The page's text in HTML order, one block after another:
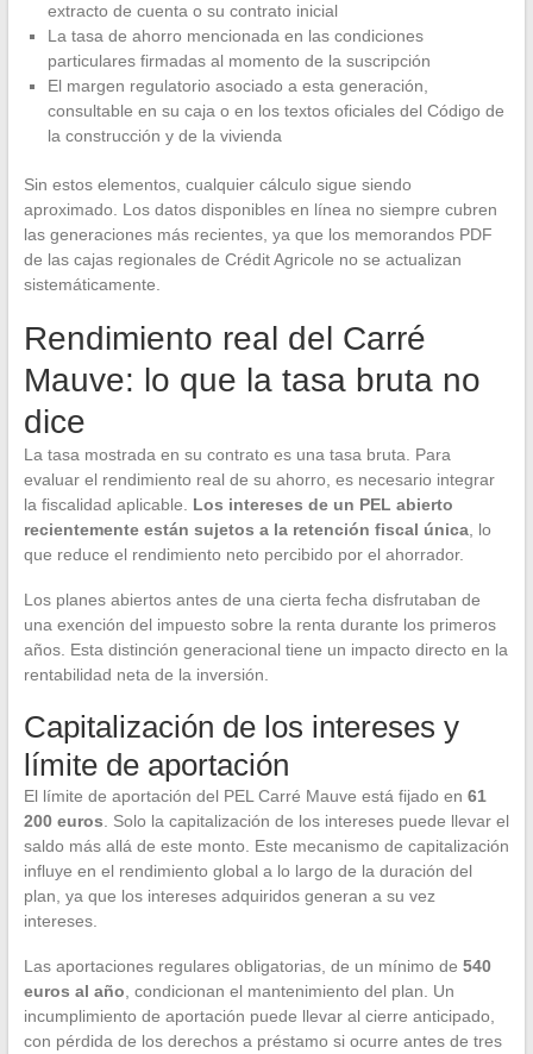
extracto de cuenta o su contrato inicial
La tasa de ahorro mencionada en las condiciones
particulares firmadas al momento de la suscripción
El margen regulatorio asociado a esta generación,
consultable en su caja o en los textos oficiales del Código de
la construcción y de la vivienda
Sin estos elementos, cualquier cálculo sigue siendo
aproximado. Los datos disponibles en línea no siempre cubren
las generaciones más recientes, ya que los memorandos PDF
de las cajas regionales de Crédit Agricole no se actualizan
sistemáticamente.
Rendimiento real del Carré
Mauve: lo que la tasa bruta no
dice
La tasa mostrada en su contrato es una tasa bruta. Para
evaluar el rendimiento real de su ahorro, es necesario integrar
la fiscalidad aplicable. Los intereses de un PEL abierto
recientemente están sujetos a la retención fiscal única, lo
que reduce el rendimiento neto percibido por el ahorrador.
Los planes abiertos antes de una cierta fecha disfrutaban de
una exención del impuesto sobre la renta durante los primeros
años. Esta distinción generacional tiene un impacto directo en la
rentabilidad neta de la inversión.
Capitalización de los intereses y
límite de aportación
El límite de aportación del PEL Carré Mauve está fijado en 61
200 euros . Solo la capitalización de los intereses puede llevar el
saldo más allá de este monto. Este mecanismo de capitalización
influye en el rendimiento global a lo largo de la duración del
plan, ya que los intereses adquiridos generan a su vez
intereses.
Las aportaciones regulares obligatorias, de un mínimo de 540
euros al año , condicionan el mantenimiento del plan. Un
incumplimiento de aportación puede llevar al cierre anticipado,
con pérdida de los derechos a préstamo si ocurre antes de tres